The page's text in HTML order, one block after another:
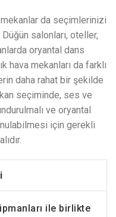
da seçimlerinizi
salonları, oteller,
oryantal dans
hava mekanları da farklı
daha rahat bir şekilde
seçiminde, ses ve
ve oryantal
için gerekli
ile birlikte